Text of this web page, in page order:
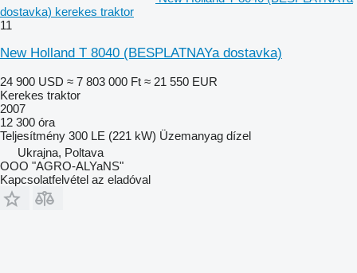
dostavka) kerekes traktor
11
New Holland T 8040 (BESPLATNAYa dostavka)
24 900 USD ≈ 7 803 000 Ft ≈ 21 550 EUR
Kerekes traktor
2007
12 300 óra
Teljesítmény 300 LE (221 kW) Üzemanyag dízel
Ukrajna, Poltava
OOO "AGRO-ALYaNS"
Kapcsolatfelvétel az eladóval